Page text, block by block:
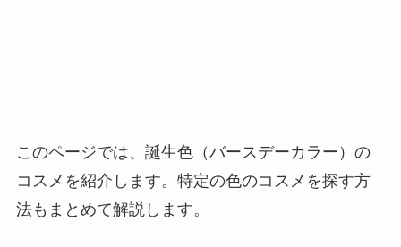
このページでは、誕生色（バースデーカラー）の
コスメを紹介します。特定の色のコスメを探す方
法もまとめて解説します。